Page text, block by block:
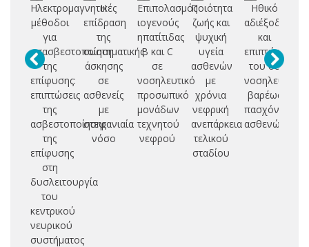
Ηλεκτρομαγνητικές
μέθοδοι
για
απασβεστοποίηση
της
επίφυσης:
επιπτώσεις
της
ασβεστοποίησης
της
επίφυσης
στη
δυσλειτουργία
του
κεντρικού
νευρικού
συστήματος
Η
επίδραση
της
συστηματικής
άσκησης
σε
ασθενείς
με
στεφανιαία
νόσο
Επιπολασμός
ιογενούς
ηπατίτιδας
B και C
σε
νοσηλευτικό
προσωπικό
μονάδων
τεχνητού
νεφρού
Ποιότητα
ζωής και
ψυχική
υγεία
ασθενών
με
χρόνια
νεφρική
ανεπάρκεια
τελικού
σταδίου
Ηθικό
αδιέξοδο
και
επιπτώσεις
του σε
νοσηλευτές
βαρέως
πασχόντων
ασθενών